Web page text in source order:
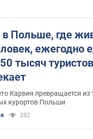
в Польше, где
ежегодно
тысяч
Карвия превращается из
курортов Польши
282